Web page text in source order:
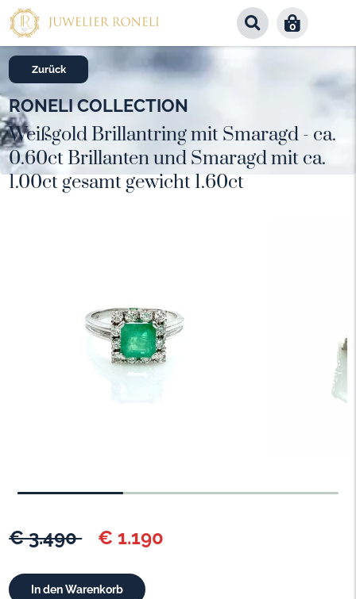
0
Zurück
€ 3.490 € 1.190
RONELI COLLECTION
Weißgold Brillantring mit Smaragd - ca.
0.60ct Brillanten und Smaragd mit ca.
1.00ct gesamt gewicht 1.60ct